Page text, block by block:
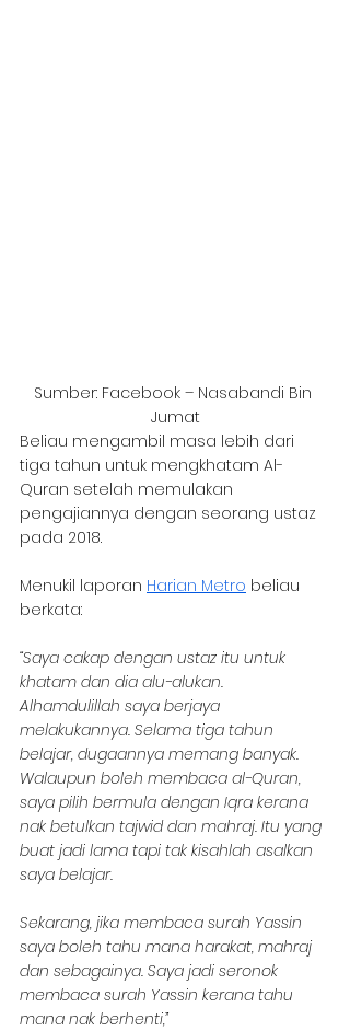
Sumber: Facebook – Nasabandi Bin
Jumat
Beliau mengambil masa lebih dari
tiga tahun untuk mengkhatam Al-
Quran setelah memulakan
pengajiannya dengan seorang ustaz
pada 2018.
Menukil laporan Harian Metro beliau
berkata:
“Saya cakap dengan ustaz itu untuk
khatam dan dia alu-alukan.
Alhamdulillah saya berjaya
melakukannya. Selama tiga tahun
belajar, dugaannya memang banyak.
Walaupun boleh membaca al-Quran,
saya pilih bermula dengan Iqra kerana
nak betulkan tajwid dan mahraj. Itu yang
buat jadi lama tapi tak kisahlah asalkan
saya belajar.
Sekarang, jika membaca surah Yassin
saya boleh tahu mana harakat, mahraj
dan sebagainya. Saya jadi seronok
membaca surah Yassin kerana tahu
mana nak berhenti,”